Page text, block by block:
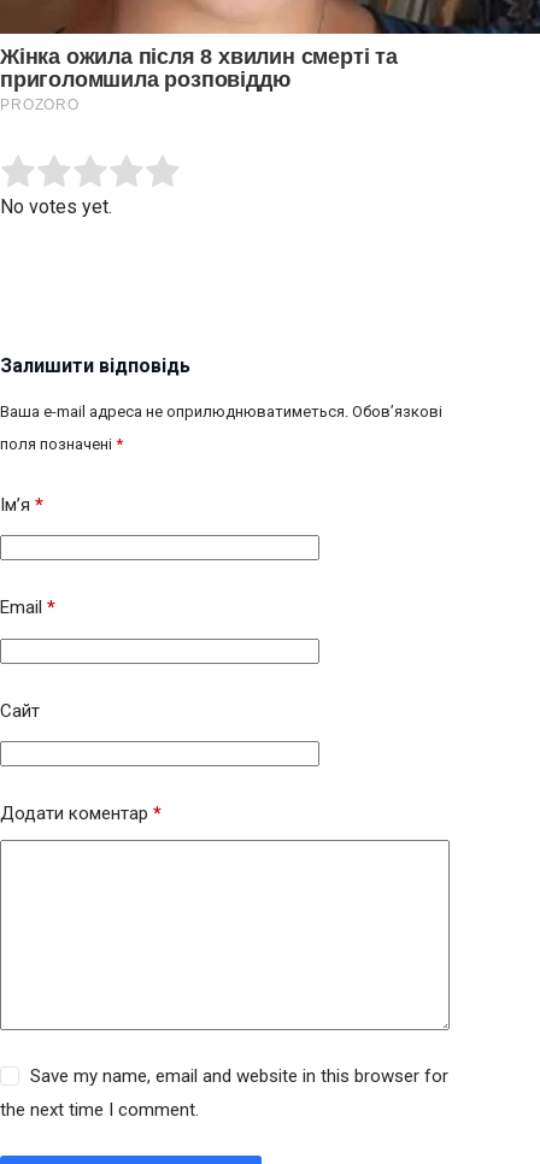
Rate this item:
No votes yet.
Залишити відповідь
Ваша e-mail адреса не оприлюднюватиметься. Обов’язкові
поля позначені *
Ім’я *
Email *
Сайт
Додати коментар *
Save my name, email and website in this browser for
the next time I comment.